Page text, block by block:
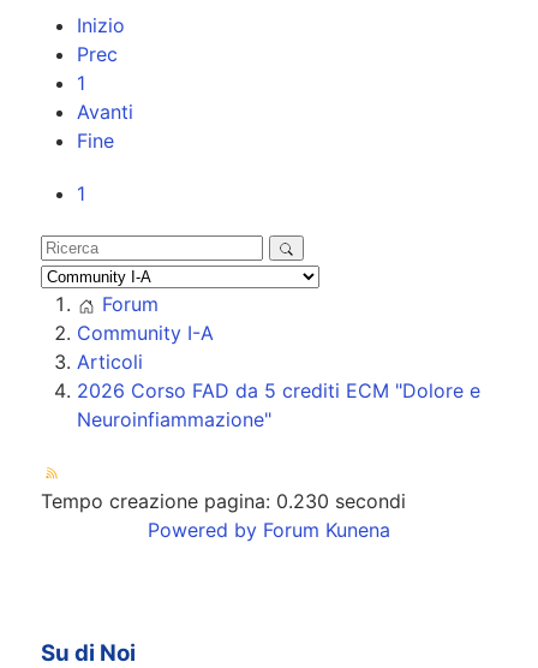
Inizio
Prec
1
Avanti
Fine
1
Forum
Community I-A
Articoli
2026 Corso FAD da 5 crediti ECM "Dolore e
Neuroinfiammazione"
Tempo creazione pagina: 0.230 secondi
Powered by Forum Kunena
Su di Noi